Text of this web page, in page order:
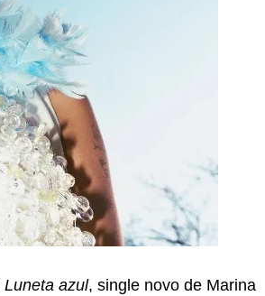
Luneta azul, single novo de Marina